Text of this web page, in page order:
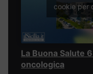
cookie per
La Buona Salute
oncologica